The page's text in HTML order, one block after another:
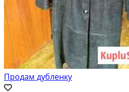
Продам дубленку